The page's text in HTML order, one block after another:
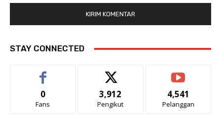
STAY CONNECTED
0
Fans
3,912
Pengikut
4,541
Pelanggan